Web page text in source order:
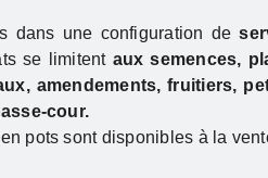
dans une configuration de
se limitent aux semences,
amendements, fruitiers,
cour.
pots sont disponibles à la